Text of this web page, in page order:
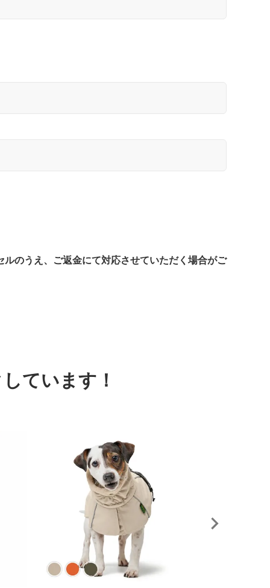
のうえ、ご返金にて対応させていただく場合がご
ています！